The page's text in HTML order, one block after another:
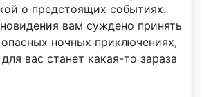
о предстоящих событиях.
вам суждено принять
ночных приключениях,
вас станет какая-то зараза